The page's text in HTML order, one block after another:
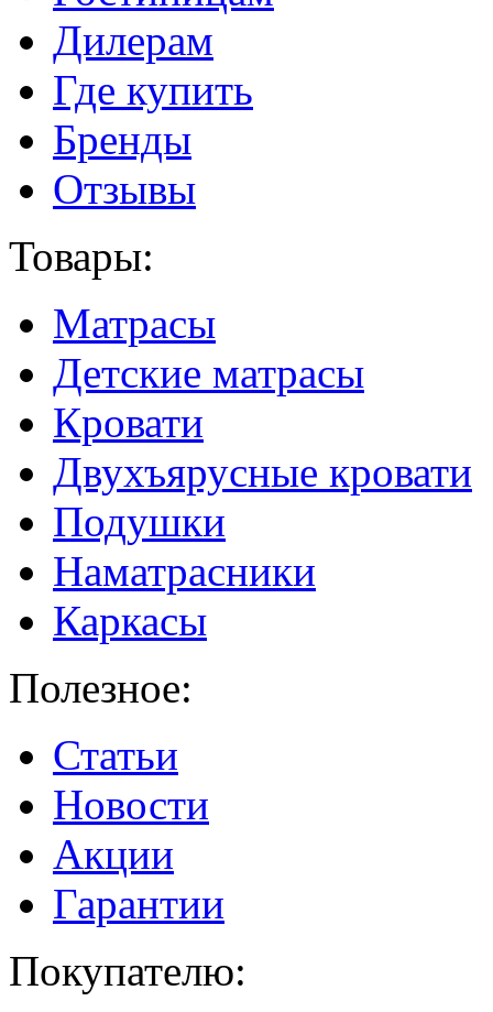
Дилерам
Где купить
Бренды
Отзывы
Товары:
Матрасы
Детские матрасы
Кровати
Двухъярусные кровати
Подушки
Наматрасники
Каркасы
Полезное:
Статьи
Новости
Акции
Гарантии
Покупателю: